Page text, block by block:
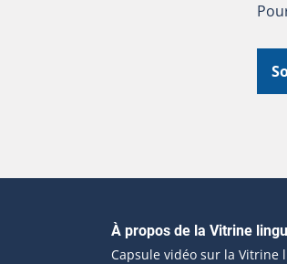
Navigation
À propos de la Vitrine
Capsule vidéo sur la Vitrine